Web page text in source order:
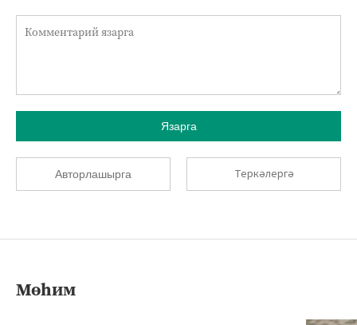
Язарга
Авторлашырга Теркәлергә
Мөһим